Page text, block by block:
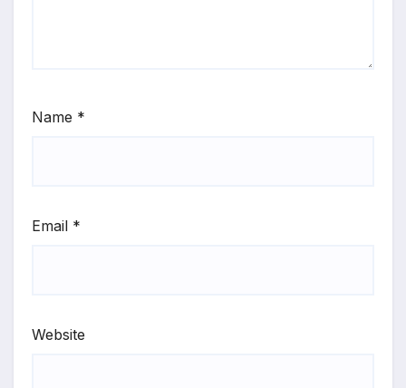
Name *
Email *
Website